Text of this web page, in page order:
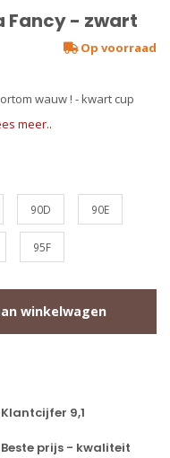
Fancy - zwart
Op voorraad
wauw ! - kwart cup
meer..
90D 90E
95F
winkelwagen
Klantcijfer 9,1
Beste prijs - kwaliteit